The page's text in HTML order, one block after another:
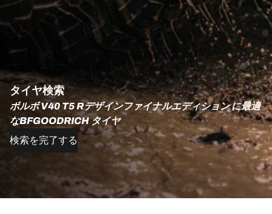
タイヤ検索
ボルボ V40 T5 Rデザインファイナルエディション に最適
なBFGOODRICH タイヤ
検索を完了する